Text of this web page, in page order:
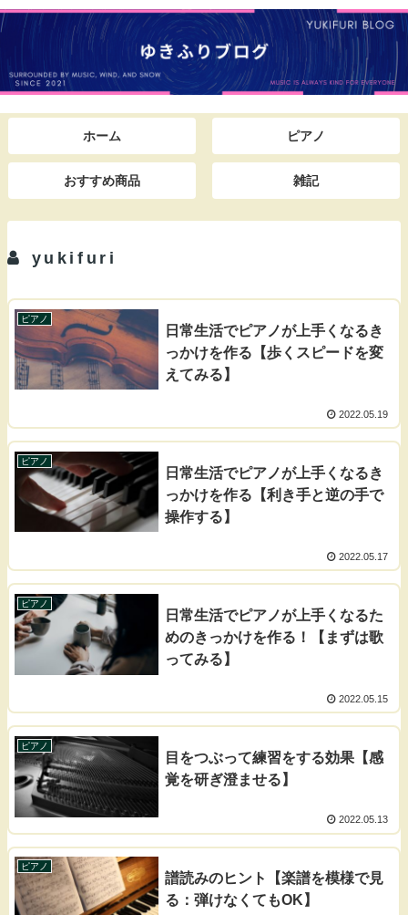
ホーム ピアノ
おすすめ商品 雑記
yukifuri
ピアノ
日常生活でピアノが上手くなるき
っかけを作る【歩くスピードを変
えてみる】
2022.05.19
ピアノ
日常生活でピアノが上手くなるき
っかけを作る【利き手と逆の手で
操作する】
2022.05.17
ピアノ
日常生活でピアノが上手くなるた
めのきっかけを作る！【まずは歌
ってみる】
2022.05.15
ピアノ
目をつぶって練習をする効果【感
覚を研ぎ澄ませる】
2022.05.13
ピアノ
譜読みのヒント【楽譜を模様で見
る：弾けなくてもOK】